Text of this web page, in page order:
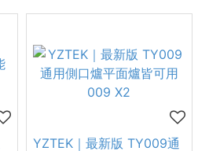
YZTEK｜最新版 TY009通